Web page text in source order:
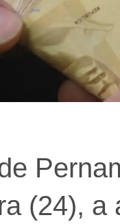
(24), a